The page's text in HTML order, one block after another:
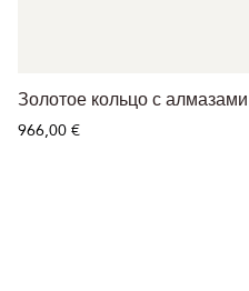
Золотое кольцо с алмазами
966,00 €